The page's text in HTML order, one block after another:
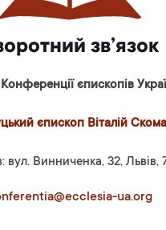
зв’язок
єпископів
єпископ Віталій
вул. Винниченка, 32, Львів,
ua.org